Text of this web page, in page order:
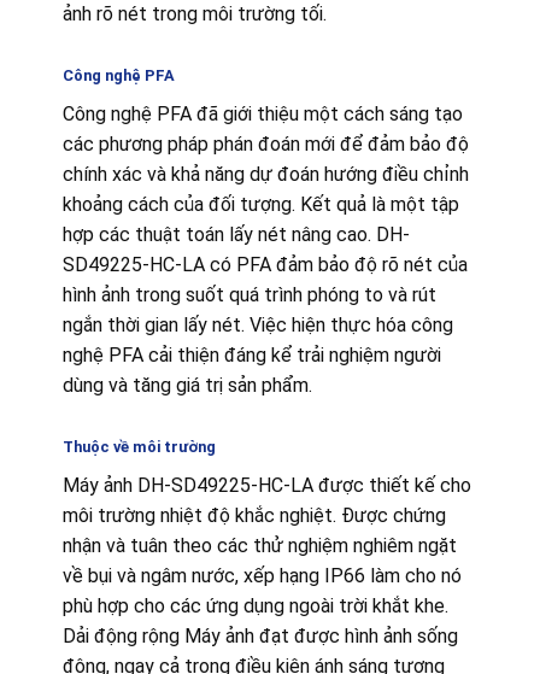
ảnh rõ nét trong môi trường tối.
Công nghệ PFA
Công nghệ PFA đã giới thiệu một cách sáng tạo
các phương pháp phán đoán mới để đảm bảo độ
chính xác và khả năng dự đoán hướng điều chỉnh
khoảng cách của đối tượng. Kết quả là một tập
hợp các thuật toán lấy nét nâng cao. DH-
SD49225-HC-LA có PFA đảm bảo độ rõ nét của
hình ảnh trong suốt quá trình phóng to và rút
ngắn thời gian lấy nét. Việc hiện thực hóa công
nghệ PFA cải thiện đáng kể trải nghiệm người
dùng và tăng giá trị sản phẩm.
Thuộc về môi trường
Máy ảnh DH-SD49225-HC-LA được thiết kế cho
môi trường nhiệt độ khắc nghiệt. Được chứng
nhận và tuân theo các thử nghiệm nghiêm ngặt
về bụi và ngâm nước, xếp hạng IP66 làm cho nó
phù hợp cho các ứng dụng ngoài trời khắt khe.
Dải động rộng Máy ảnh đạt được hình ảnh sống
động, ngay cả trong điều kiện ánh sáng tương